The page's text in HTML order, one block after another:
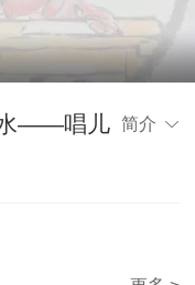
水——唱儿
简介